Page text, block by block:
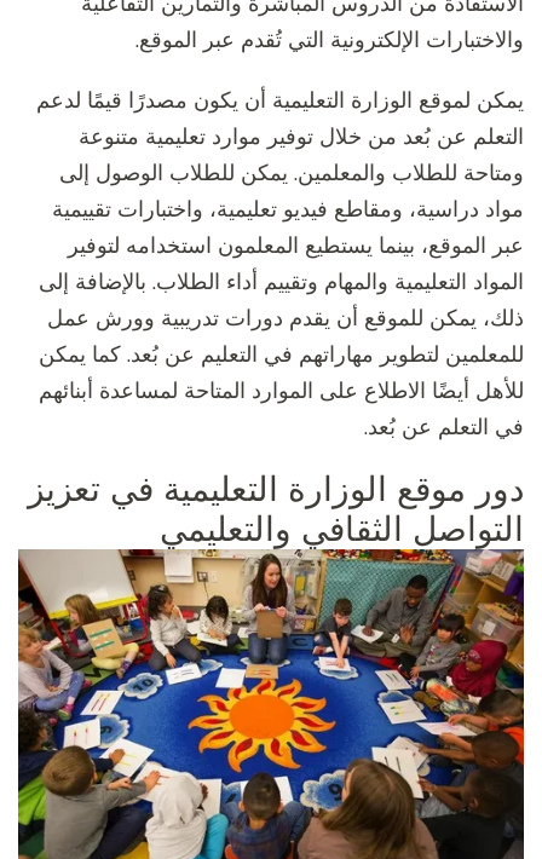
والاختبارات الإلكترونية التي تُقدم عبر الموقع.
يمكن لموقع الوزارة التعليمية أن يكون مصدرًا قيمًا لدعم
التعلم عن بُعد من خلال توفير موارد تعليمية متنوعة
ومتاحة للطلاب والمعلمين. يمكن للطلاب الوصول إلى
مواد دراسية، ومقاطع فيديو تعليمية، واختبارات تقييمية
عبر الموقع، بينما يستطيع المعلمون استخدامه لتوفير
المواد التعليمية والمهام وتقييم أداء الطلاب. بالإضافة إلى
ذلك، يمكن للموقع أن يقدم دورات تدريبية وورش عمل
للمعلمين لتطوير مهاراتهم في التعليم عن بُعد. كما يمكن
للأهل أيضًا الاطلاع على الموارد المتاحة لمساعدة أبنائهم
في التعلم عن بُعد.
دور موقع الوزارة التعليمية في تعزيز
التواصل الثقافي والتعليمي